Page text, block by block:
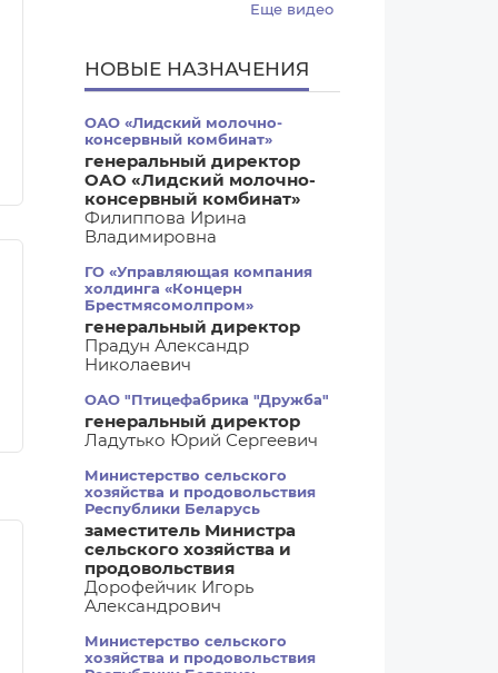
Еще видео
НОВЫЕ НАЗНАЧЕНИЯ
ОАО «Лидский молочно-
консервный комбинат»
генеральный директор
ОАО «Лидский молочно-
консервный комбинат»
Филиппова Ирина
Владимировна
ГО «Управляющая компания
холдинга «Концерн
Брестмясомолпром»
генеральный директор
Прадун Александр
Николаевич
ОАО "Птицефабрика "Дружба"
генеральный директор
Ладутько Юрий Сергеевич
Министерство сельского
хозяйства и продовольствия
Республики Беларусь
заместитель Министра
сельского хозяйства и
продовольствия
Дорофейчик Игорь
Александрович
Министерство сельского
хозяйства и продовольствия